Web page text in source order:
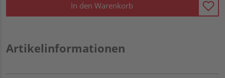
In den Warenkorb
Artikelinformationen